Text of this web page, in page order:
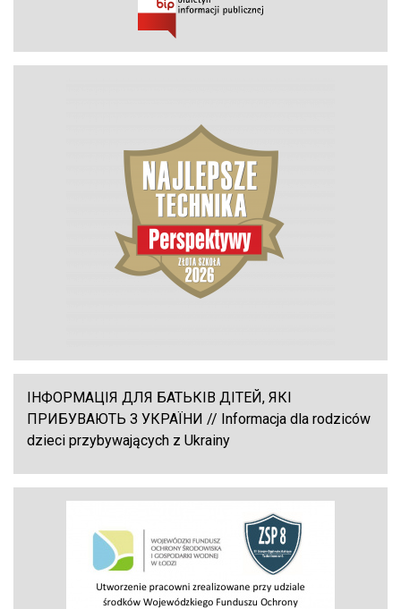
ІНФОРМАЦІЯ ДЛЯ БАТЬКІВ ДІТЕЙ, ЯКІ
ПРИБУВАЮТЬ З УКРАЇНИ // Informacja dla rodziców
dzieci przybywających z Ukrainy